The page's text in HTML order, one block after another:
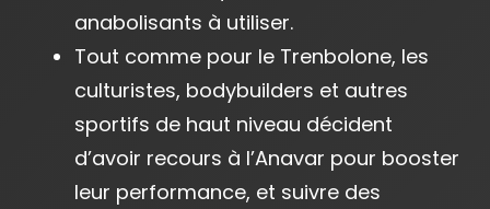
anabolisants à utiliser.
Tout comme pour le Trenbolone, les
culturistes, bodybuilders et autres
sportifs de haut niveau décident
d’avoir recours à l’Anavar pour booster
leur performance, et suivre des